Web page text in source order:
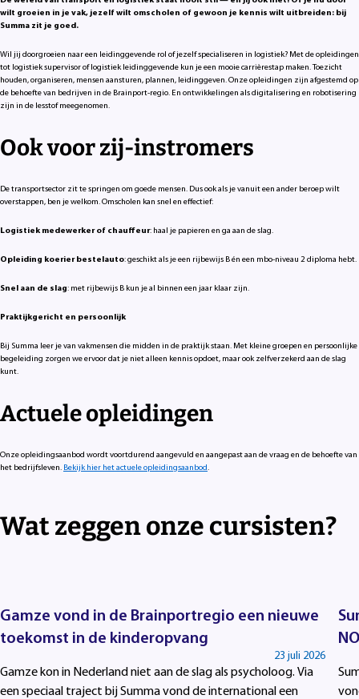
wilt groeien in je vak, jezelf wilt omscholen of gewoon je kennis wilt uitbreiden: bij
Summa zit je goed.
Wil jij doorgroeien naar een leidinggevende rol of jezelf specialiseren in logistiek? Met de opleidingen
tot logistiek supervisor of logistiek leidinggevende kun je een mooie carrièrestap maken. Toezicht
houden, organiseren, mensen aansturen, plannen, leidinggeven. Onze opleidingen zijn afgestemd op
de behoefte van bedrijven in de Brainport-regio. En ontwikkelingen als digitalisering en robotisering
zijn in de lesstof meegenomen.
Ook voor zij-instromers
De transportsector zit te springen om goede mensen. Dus ook als je vanuit een ander beroep wilt
overstappen, ben je welkom. Omscholen kan snel en effectief:
Logistiek medewerker of chauffeur: haal je papieren en ga aan de slag.
Opleiding koerier bestelauto: geschikt als je een rijbewijs B én een mbo-niveau 2 diploma hebt.
Snel aan de slag: met rijbewijs B kun je al binnen een jaar klaar zijn.
Praktijkgericht en persoonlijk
Bij Summa leer je van vakmensen die midden in de praktijk staan. Met kleine groepen en persoonlijke
begeleiding zorgen we ervoor dat je niet alleen kennis opdoet, maar ook zelfverzekerd aan de slag
kunt.
Actuele opleidingen
Onze opleidingsaanbod wordt voortdurend aangevuld en aangepast aan de vraag en de behoefte van
het bedrijfsleven. Bekijk hier het actuele opleidingsaanbod.
Wat zeggen onze cursisten?
Gamze vond in de Brainportregio een nieuwe
toekomst in de kinderopvang
23 juli 2026
Gamze kon in Nederland niet aan de slag als psycholoog. Via
een speciaal traject bij Summa vond de international een